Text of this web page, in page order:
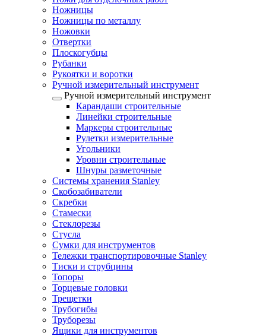
Ножницы
Ножницы по металлу
Ножовки
Отвертки
Плоскогубцы
Рубанки
Рукоятки и воротки
Ручной измерительный инструмент
Ручной измерительный инструмент
Карандаши строительные
Линейки строительные
Маркеры строительные
Рулетки измерительные
Угольники
Уровни строительные
Шнуры разметочные
Системы хранения Stanley
Скобозабиватели
Скребки
Стамески
Стеклорезы
Стусла
Сумки для инструментов
Тележки транспортировочные Stanley
Тиски и струбцины
Топоры
Торцевые головки
Трещетки
Трубогибы
Труборезы
Ящики для инструментов